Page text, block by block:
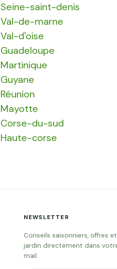
Seine-saint-denis
Val-de-marne
Val-d'oise
Guadeloupe
Martinique
Guyane
Réunion
Mayotte
Corse-du-sud
Haute-corse
NEWSLETTER
Conseils saisonniers, offres
jardin directement dans
mail.